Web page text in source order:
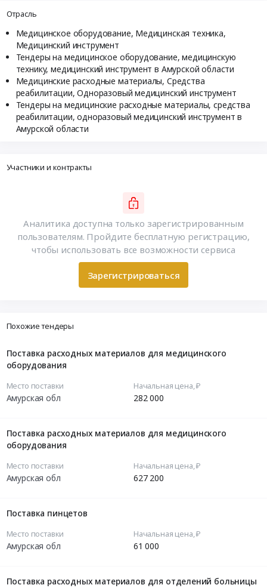
Отрасль
Медицинское оборудование, Медицинская техника,
Медицинский инструмент
Тендеры на медицинское оборудование, медицинскую
технику, медицинский инструмент в Амурской области
Медицинские расходные материалы, Средства
реабилитации, Одноразовый медицинский инструмент
Тендеры на медицинские расходные материалы, средства
реабилитации, одноразовый медицинский инструмент в
Амурской области
Участники и контракты
Аналитика доступна только зарегистрированным
пользователям. Пройдите бесплатную регистрацию,
чтобы использовать все возможности сервиса
Зарегистрироваться
Похожие тендеры
Поставка расходных материалов для медицинского
оборудования
Место поставки
Амурская обл
Начальная цена, ₽
282 000
Поставка расходных материалов для медицинского
оборудования
Место поставки
Амурская обл
Начальная цена, ₽
627 200
Поставка пинцетов
Место поставки
Амурская обл
Начальная цена, ₽
61 000
Поставка расходных материалов для отделений больницы